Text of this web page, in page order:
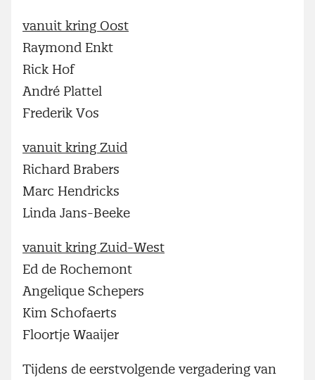
vanuit kring Oost
Raymond Enkt
Rick Hof
André Plattel
Frederik Vos
vanuit kring Zuid
Richard Brabers
Marc Hendricks
Linda Jans-Beeke
vanuit kring Zuid-West
Ed de Rochemont
Angelique Schepers
Kim Schofaerts
Floortje Waaijer
Tijdens de eerstvolgende vergadering van